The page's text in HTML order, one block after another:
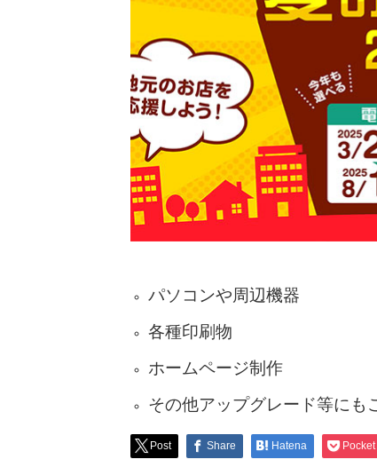
パソコンや周辺機器
各種印刷物
ホームページ制作
その他アップグレード等にも
Post Share Hatena Pocket